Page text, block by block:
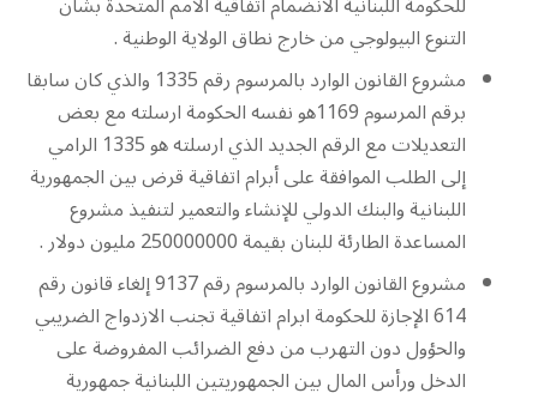
التنوع البيولوجي من خارج نطاق الولاية الوطنية .
مشروع القانون الوارد بالمرسوم رقم 1335 والذي كان سابقا
برقم المرسوم 1169هو نفسه الحكومة ارسلته مع بعض
التعديلات مع الرقم الجديد الذي ارسلته هو 1335 الرامي
إلى الطلب الموافقة على أبرام اتفاقية قرض بين الجمهورية
اللبنانية والبنك الدولي للإنشاء والتعمير لتنفيذ مشروع
المساعدة الطارئة للبنان بقيمة 250000000 مليون دولار .
مشروع القانون الوارد بالمرسوم رقم 9137 إلغاء قانون رقم
614 الإجازة للحكومة ابرام اتفاقية تجنب الازدواج الضريبي
والحؤول دون التهرب من دفع الضرائب المفروضة على
الدخل ورأس المال بين الجمهوريتين اللبنانية جمهورية